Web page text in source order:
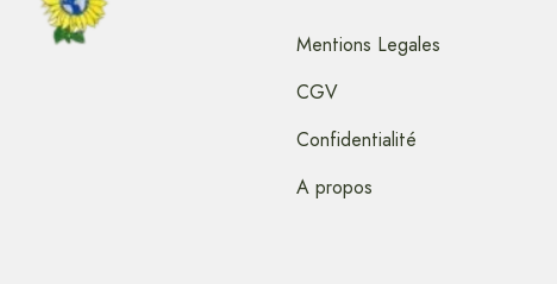
Mentions Legales
CGV
Confidentialité
A propos